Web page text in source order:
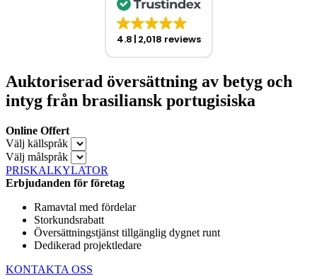
4.8 2,018 reviews
Auktoriserad översättning av betyg och
intyg från brasiliansk portugisiska
Online Offert
Välj källspråk
Välj målspråk
PRISKALKYLATOR
Erbjudanden för företag
Ramavtal med fördelar
Storkundsrabatt
Översättningstjänst tillgänglig dygnet runt
Dedikerad projektledare
KONTAKTA OSS